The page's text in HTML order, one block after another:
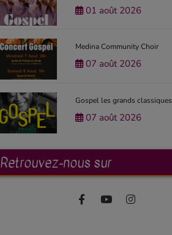
01 août 2026
Medina Community Choir
07 août 2026
Gospel les grands classiques
07 août 2026
Retrouvez-nous sur